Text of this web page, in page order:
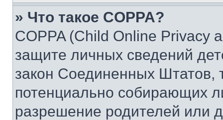
» Что такое COPPA?
COPPA (Child Online Privacy
защите личных сведений
закон Соединенных Штатов,
потенциально собирающих
разрешение родителей или